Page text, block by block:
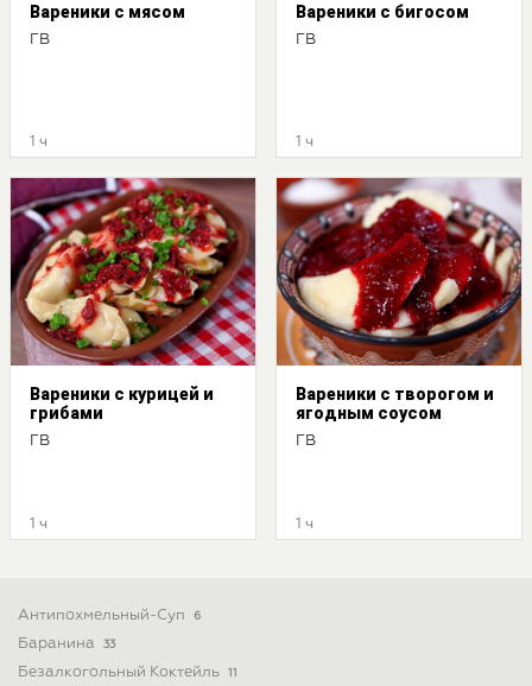
Вареники с мясом
ГВ
1 ч
Вареники с бигосом
ГВ
1 ч
Вареники с курицей и
грибами
ГВ
1 ч
Вареники с творогом и
ягодным соусом
ГВ
1 ч
Антипохмельный-Суп 6
Баранина 33
Безалкогольный Коктейль 11